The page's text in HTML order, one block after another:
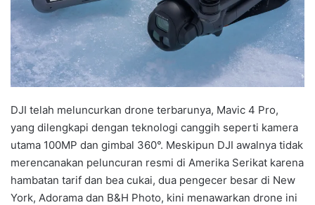
DJI telah meluncurkan drone terbarunya, Mavic 4 Pro,
yang dilengkapi dengan teknologi canggih seperti kamera
utama 100MP dan gimbal 360°. Meskipun DJI awalnya tidak
merencanakan peluncuran resmi di Amerika Serikat karena
hambatan tarif dan bea cukai, dua pengecer besar di New
York, Adorama dan B&H Photo, kini menawarkan drone ini